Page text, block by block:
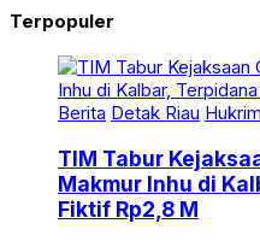
Terpopuler
Berita Detak Riau Hukrim
TIM Tabur
Makmur Inhu di
Fiktif Rp2,8 M